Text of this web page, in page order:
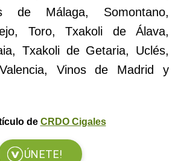
de Málaga, Somontano,
Toro, Txakoli de Álava,
Txakoli de Getaria, Uclés,
Vinos de Madrid y
de CRDO Cigales
ÚNETE!